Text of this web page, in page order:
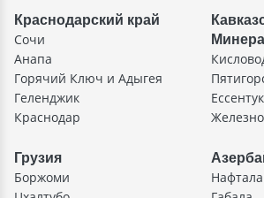
Краснодарский край
Сочи
Анапа
Горячий Ключ и Адыгея
Геленджик
Краснодар
Грузия
Боржоми